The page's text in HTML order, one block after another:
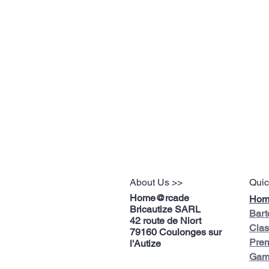
About Us >>
Home@rcade
Bricautize SARL
42 route de Niort
79160 Coulonges sur
l'Autize